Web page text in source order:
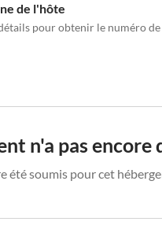
de l'hôte
pour obtenir le numéro
n'a pas encore
été soumis pour cet